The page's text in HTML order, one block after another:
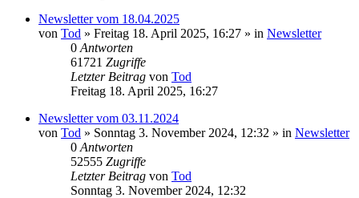
Newsletter vom 18.04.2025
von Tod » Freitag 18. April 2025, 16:27 » in Newsletter
0 Antworten
61721 Zugriffe
Letzter Beitrag von Tod
Freitag 18. April 2025, 16:27
Newsletter vom 03.11.2024
von Tod » Sonntag 3. November 2024, 12:32 » in Newsletter
0 Antworten
52555 Zugriffe
Letzter Beitrag von Tod
Sonntag 3. November 2024, 12:32